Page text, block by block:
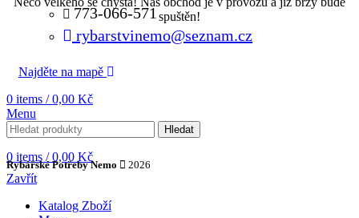
773-066-571
rybarstvinemo@seznam.cz
Najděte na mapě
0 items / 0,00 Kč
Menu
Hledat
0 items / 0,00 Kč
spuštěn!
Rybářské Potřeby Nemo 2026
Zavřít
Katalog Zboží